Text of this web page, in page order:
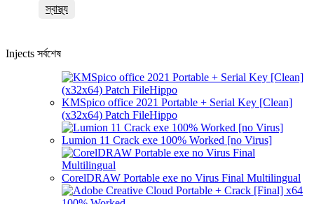
স্বাস্থ্য
Injects সর্বশেষ
KMSpico office 2021 Portable + Serial Key [Clean]
(x32x64) Patch FileHippo
Lumion 11 Crack exe 100% Worked [no Virus]
CorelDRAW Portable exe no Virus Final Multilingual